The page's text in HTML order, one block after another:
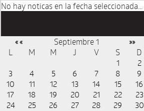
No hay noticas en la fecha seleccionada...
« « Septiembre 1 »»
L M M J V S
D
1
2
3
4 5 6 7 8
9
10
11 12 13 14 15
16
17
18 19 20 21 22
23
24
25 26 27 28 29 30